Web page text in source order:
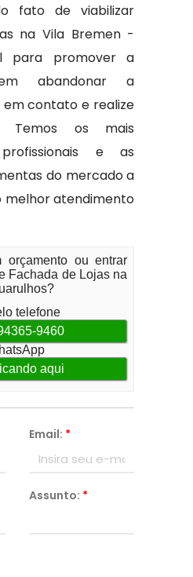
fato de viabilizar
na Vila Bremen -
para promover a
abandonar a
em contato e realize
Temos os mais
e as
do mercado a
melhor atendimento
orçamento ou entrar
Fachada de Lojas na
telefone
9460
aqui
Email: *
Assunto: *